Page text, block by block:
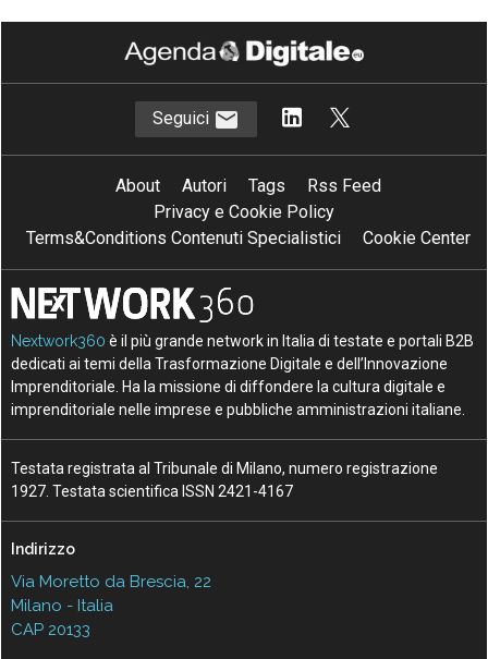
Seguici
About Autori Tags
Rss Feed
Privacy e Cookie Policy
Terms&Conditions Contenuti Specialistici
Cookie Center
Nextwork360 è il più grande network in Italia di testate e portali B2B
dedicati ai temi della Trasformazione Digitale e dell’Innovazione
Imprenditoriale. Ha la missione di diffondere la cultura digitale e
imprenditoriale nelle imprese e pubbliche amministrazioni italiane.
Testata registrata al Tribunale di Milano, numero registrazione
1927. Testata scientifica ISSN 2421-4167
Indirizzo
Via Moretto da Brescia, 22
Milano - Italia
CAP 20133